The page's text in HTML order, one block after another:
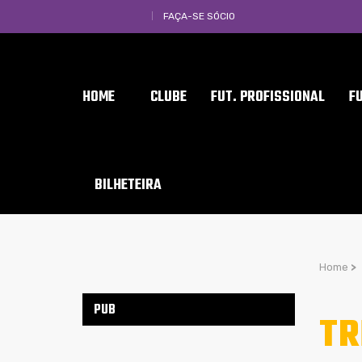
FAÇA-SE SÓCIO
HOME CLUBE FUT. PROFISSIONAL
BILHETEIRA
Home >
PUB